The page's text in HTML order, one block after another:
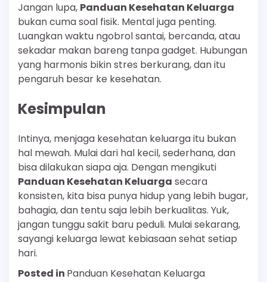
Jangan lupa, Panduan Kesehatan Keluarga
bukan cuma soal fisik. Mental juga penting.
Luangkan waktu ngobrol santai, bercanda, atau
sekadar makan bareng tanpa gadget. Hubungan
yang harmonis bikin stres berkurang, dan itu
pengaruh besar ke kesehatan.
Kesimpulan
Intinya, menjaga kesehatan keluarga itu bukan
hal mewah. Mulai dari hal kecil, sederhana, dan
bisa dilakukan siapa aja. Dengan mengikuti
Panduan Kesehatan Keluarga secara
konsisten, kita bisa punya hidup yang lebih bugar,
bahagia, dan tentu saja lebih berkualitas. Yuk,
jangan tunggu sakit baru peduli. Mulai sekarang,
sayangi keluarga lewat kebiasaan sehat setiap
hari.
Posted in Panduan Kesehatan Keluarga